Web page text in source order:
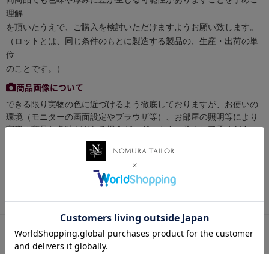
理解
を頂いたうえで、ご購入を検討いただけますようお願い致します。
（ロットとは、同じ条件のもとに製造する製品の、生産・出荷の単
位
のことです。）
商品画像について
できる限り実物の色に近づけるよう徹底しておりますが、お使いの
環境（モニターの画面設定やブラウザ等）、お部屋の照明等により
実際の商品と色味が異なる場合がございます。予めご了承くださ
お買い物ポイントについて
税抜き50円以下の商品はポイント付与対象外となります。
【 送料・配送方法について 】